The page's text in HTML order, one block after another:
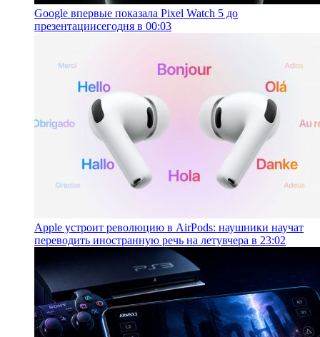
Google впервые показала Pixel Watch 5 до
презентациисегодня в 00:03
Apple устроит революцию в AirPods: наушники научат
переводить иностранную речь на летувчера в 23:02